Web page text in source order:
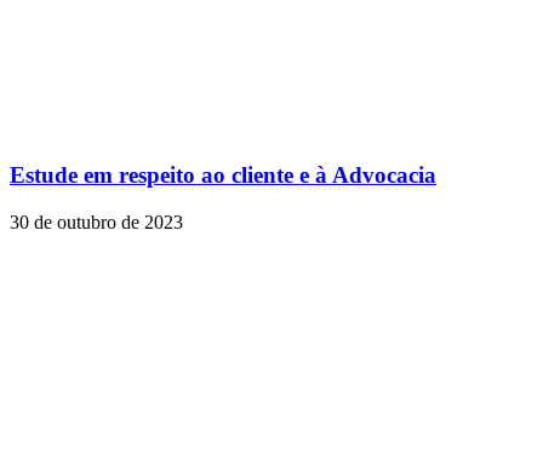
Estude em respeito ao cliente e à Advocacia
30 de outubro de 2023